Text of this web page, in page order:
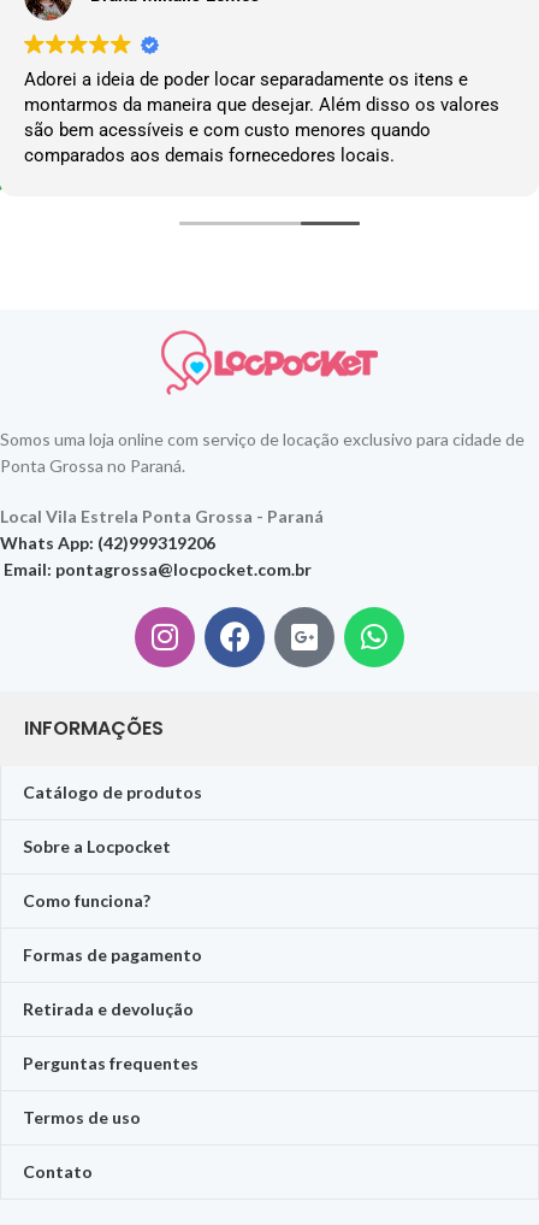
Adorei a ideia de poder locar separadamente os itens e
montarmos da maneira que desejar. Além disso os valores
são bem acessíveis e com custo menores quando
comparados aos demais fornecedores locais.
Somos uma loja online com serviço de locação exclusivo para cidade de
Ponta Grossa no Paraná.
Local Vila Estrela Ponta Grossa - Paraná
Whats App: (42)999319206
Email: pontagrossa@locpocket.com.br
INFORMAÇÕES
Catálogo de produtos
Sobre a Locpocket
Como funciona?
Formas de pagamento
Retirada e devolução
Perguntas frequentes
Termos de uso
Contato